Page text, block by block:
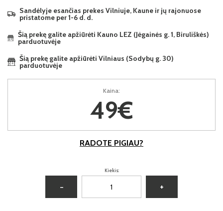
Sandėlyje esančias prekes Vilniuje, Kaune ir jų rajonuose
pristatome per 1-6 d. d.
Šią prekę galite apžiūrėti Kauno LEZ (Jėgainės g. 1, Biruliškės)
parduotuvėje
Šią prekę galite apžiūrėti Vilniaus (Sodybų g. 30)
parduotuvėje
Kaina:
49€
RADOTE PIGIAU?
Kiekis:
− +